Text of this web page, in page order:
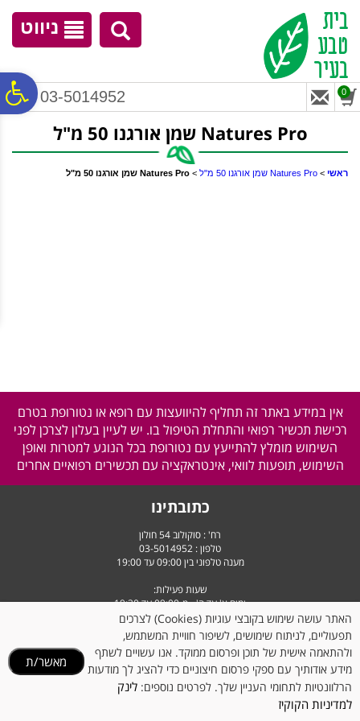
נגישות
ניווט
03-5014952 0
Natures Pro שמן אורגנו 50 מ"ל
ראשי > Natures Pro שמן אורגנו 50 מ"ל > Natures Pro שמן אורגנו 50 מ"ל
אין במידע באתר זה תחליף להיוועצות עם רופא או נטורופת בטרם
רכישת תכשיר רפואי והתחלת הטיפול בו. יש לעיין בעלון לצרכן לפני
השימוש מומלץ להתייעץ עם נטורופת בכל הנוגע למטרות ואופן
השימוש, תופעות לוואי, אינטראקציה עם תכשירים רפואיים אחרים
כתובתינו
רח' : סוקולוב 54 חולון
טלפון : 03-5014952
מענה טלפוני בין 09:00 עד 19:00
שעות פעילות:
ימים א' עד ה' - מ-09:00 עד 19:30
יום ו' וערבי חג - מ-9:00 עד 14:30
האתר עושה שימוש בקובצי עוגיות (Cookies) לצרכים
תפעוליים, לניתוח שימושים, לשיפור חוויית המשתמש,
ולהתאמה אישית של תוכן ופרסום ממוקד. אנו עשויים לשתף
מידע אודותיך עם ספקי פרסום חיצוניים כדי להציג לך מודעות
הרלוונטיות לתחומי העניין שלך. לפרטים נוספים: לינק
למדיניות הקוקיז
מאשר/ת